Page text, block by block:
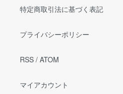
特定商取引法に基づく表記
プライバシーポリシー
RSS / ATOM
マイアカウント